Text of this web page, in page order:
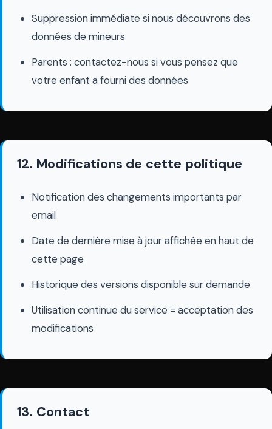
Suppression immédiate si nous découvrons des
données de mineurs
Parents : contactez-nous si vous pensez que
votre enfant a fourni des données
12. Modifications de cette politique
Notification des changements importants par
email
Date de dernière mise à jour affichée en haut de
cette page
Historique des versions disponible sur demande
Utilisation continue du service = acceptation des
modifications
13. Contact